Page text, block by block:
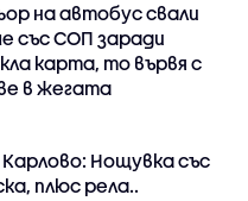
на автобус свали
със СОП заради
карта, то вървя с
в жегата
Нощувка със
плюс рела..